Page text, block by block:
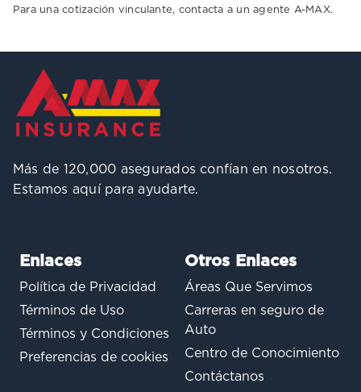
Para una cotización vinculante, contacta a un agente A-MAX.
Más de 120,000 asegurados confían en nosotros.
Estamos aquí para ayudarte.
Enlaces
Política de Privacidad
Términos de Uso
Términos y Condiciones
Preferencias de cookies
Otros Enlaces
Áreas Que Servimos
Carreras en seguro de
Auto
Centro de Conocimiento
Contáctanos